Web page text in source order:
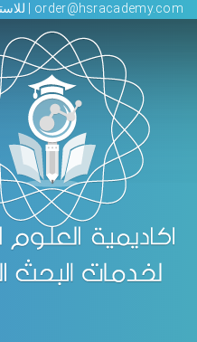
order@hsracademy.com | للاستفسارات